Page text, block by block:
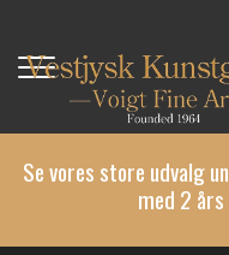
hovedindhold
Se vores store udvalg
med 2